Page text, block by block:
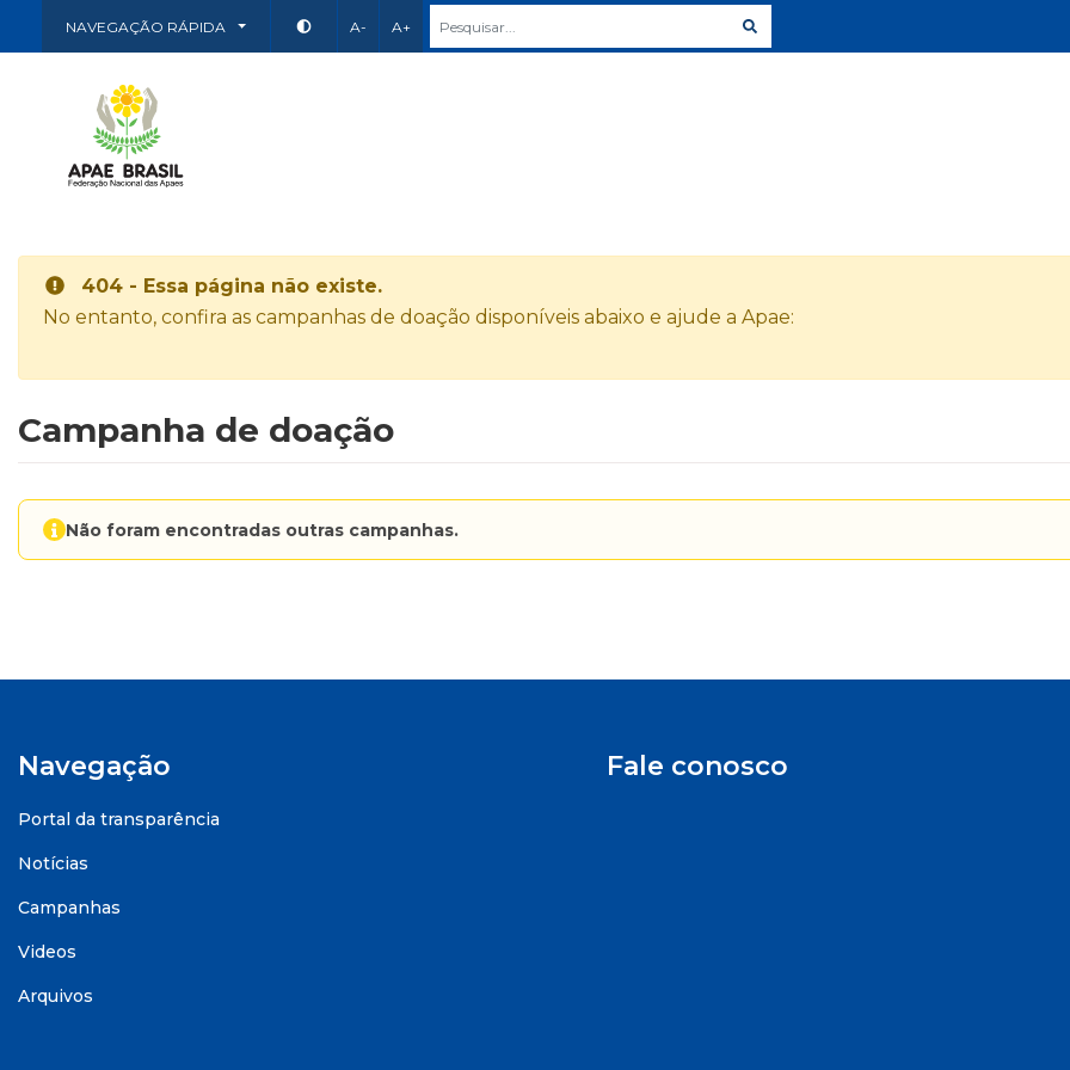
NAVEGAÇÃO RÁPIDA A- A+
404 - Essa página não existe.
No entanto, confira as campanhas de doação disponíveis abaixo e ajude a Apae:
Campanha de doação
Não foram encontradas outras campanhas.
Navegação
Portal da transparência
Notícias
Campanhas
Videos
Arquivos
Fale conosco